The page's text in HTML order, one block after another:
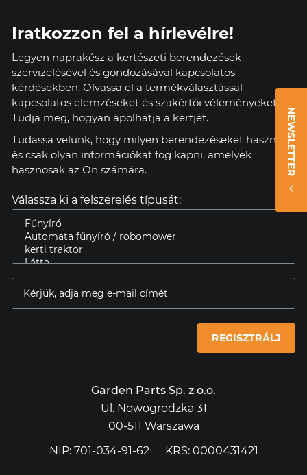
NEWSLETTER
Iratkozzon fel a hírlevélre!
Legyen naprakész a kertészeti berendezések
szervizelésével és gondozásával kapcsolatos
kérdésekben. Olvassa el a termékválasztással
kapcsolatos elemzéseket és szakértői véleményeket.
Tudja meg, hogyan ápolhatja a kertjét.
Tudassa velünk, hogy milyen berendezéseket használ,
és csak olyan információkat fog kapni, amelyek
hasznosak az Ön számára.
Válassza ki a felszerelés típusát:
REGISZTRÁLJ
Garden Parts Sp. z o.o.
Ul. Nowogrodzka 31
00-511 Warszawa
NIP: 701-034-91-62
KRS: 0000431421